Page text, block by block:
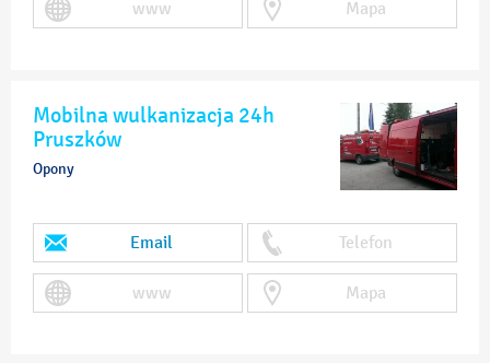
www Mapa
Mobilna wulkanizacja 24h
Pruszków
Opony
Email Telefon
www Mapa